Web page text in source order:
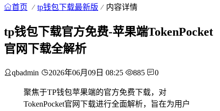
首页 tp钱包下载最新版 内容详情
tp钱包下载官方免费-苹果端TokenPocket
官网下载全解析
qbadmin 2026年06月09日 08:25 885 0
聚焦于TP钱包苹果端的官方免费下载，对
TokenPocket官网下载进行全面解析，旨在为用户